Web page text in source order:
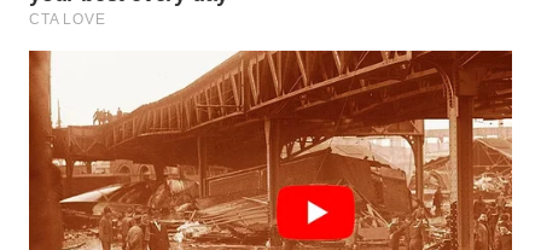
PRIANGAN
WN
SEMARANG